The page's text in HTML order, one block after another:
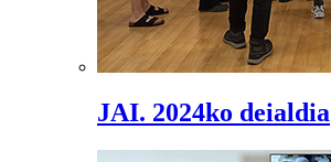
JAI. 2024ko deialdia